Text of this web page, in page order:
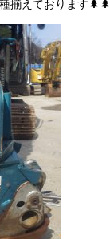
揃えております🌲🌲